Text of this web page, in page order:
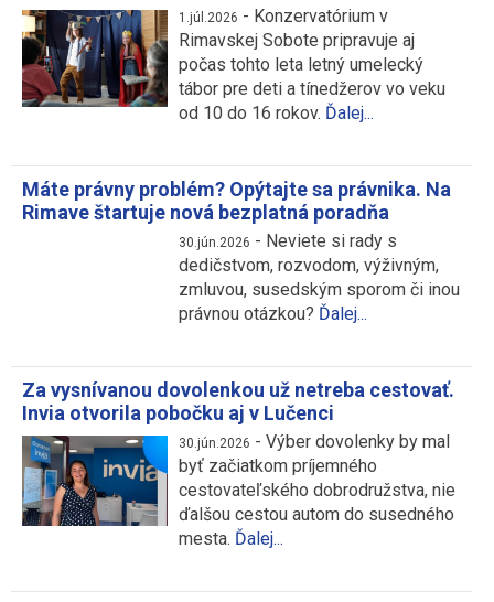
1.júl.2026 - Konzervatórium v
Rimavskej Sobote pripravuje aj
počas tohto leta letný umelecký
tábor pre deti a tínedžerov vo veku
od 10 do 16 rokov. Ďalej...
Máte právny problém? Opýtajte sa právnika. Na
Rimave štartuje nová bezplatná poradňa
30.jún.2026 - Neviete si rady s
dedičstvom, rozvodom, výživným,
zmluvou, susedským sporom či inou
právnou otázkou? Ďalej...
Za vysnívanou dovolenkou už netreba cestovať.
Invia otvorila pobočku aj v Lučenci
30.jún.2026 - Výber dovolenky by mal
byť začiatkom príjemného
cestovateľského dobrodružstva, nie
ďalšou cestou autom do susedného
mesta. Ďalej...